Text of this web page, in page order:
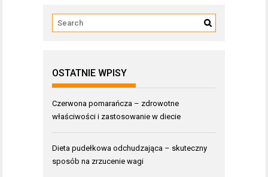
OSTATNIE WPISY
Czerwona pomarańcza – zdrowotne
właściwości i zastosowanie w diecie
Dieta pudełkowa odchudzająca – skuteczny
sposób na zrzucenie wagi